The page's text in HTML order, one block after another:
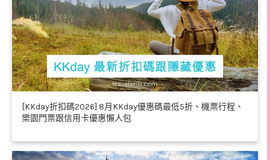
[KKday折扣碼2026] 8月KKday優惠碼最低5折、機票行程、
樂園門票跟信用卡優惠懶人包